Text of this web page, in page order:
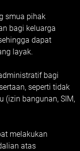
smua pihak
bagi keluarga
dapat
layak.
bagi
seperti tidak
(izin bangunan, SIM,
melakukan
atas